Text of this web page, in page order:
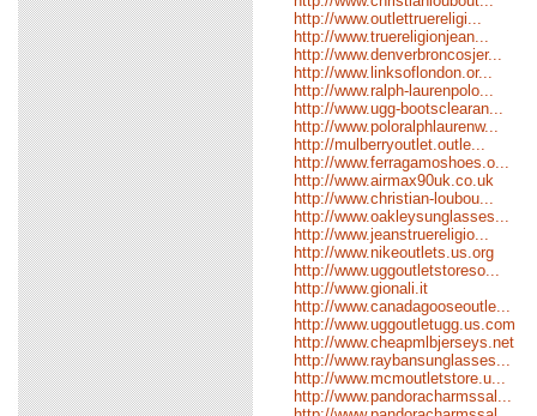
http://www.outlettruereligi...
http://www.truereligionjean...
http://www.denverbroncosjer...
http://www.linksoflondon.or...
http://www.ralph-laurenpolo...
http://www.ugg-bootsclearan...
http://www.poloralphlaurenw...
http://mulberryoutlet.outle...
http://www.ferragamoshoes.o...
http://www.airmax90uk.co.uk
http://www.christian-loubou...
http://www.oakleysunglasses...
http://www.jeanstruereligio...
http://www.nikeoutlets.us.org
http://www.uggoutletstoreso...
http://www.gionali.it
http://www.canadagooseoutle...
http://www.uggoutletugg.us.com
http://www.cheapmlbjerseys.net
http://www.raybansunglasses...
http://www.mcmoutletstore.u...
http://www.pandoracharmssal...